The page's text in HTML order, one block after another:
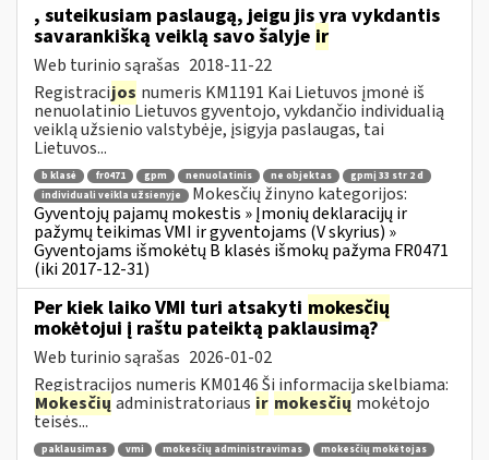
, suteikusiam paslaugą, jeigu jis yra vykdantis
savarankišką veiklą savo šalyje ir
Web turinio sąrašas 2018-11-22
Registracijos numeris KM1191 Kai Lietuvos įmonė iš
nenuolatinio Lietuvos gyventojo, vykdančio individualią
veiklą užsienio valstybėje, įsigyja paslaugas, tai
Lietuvos...
b klasė fr0471 gpm nenuolatinis ne objektas
gpmį 33 str 2 d
individuali veikla užsienyje
Mokesčių žinyno kategorijos:
Gyventojų pajamų mokestis » Įmonių deklaracijų ir
pažymų teikimas VMI ir gyventojams (V skyrius) »
Gyventojams išmokėtų B klasės išmokų pažyma FR0471
(iki 2017-12-31)
Per kiek laiko VMI turi atsakyti mokesčių
mokėtojui į raštu pateiktą paklausimą?
Web turinio sąrašas 2026-01-02
Registracijos numeris KM0146 Ši informacija skelbiama:
Mokesčių administratoriaus ir mokesčių mokėtojo
teisės...
paklausimas vmi mokesčių administravimas
mokesčių mokėtojas